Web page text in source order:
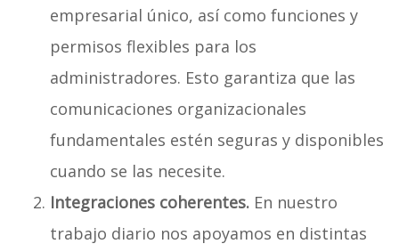
empresarial único, así como funciones y
permisos flexibles para los
administradores. Esto garantiza que las
comunicaciones organizacionales
fundamentales estén seguras y disponibles
cuando se las necesite.
Integraciones coherentes. En nuestro
trabajo diario nos apoyamos en distintas